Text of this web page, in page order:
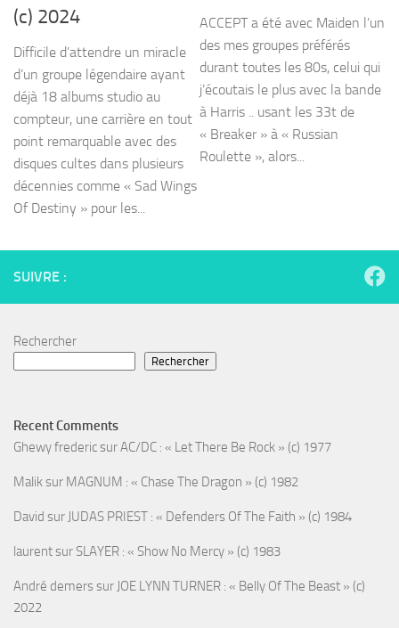
(c) 2024
Difficile d’attendre un miracle
d’un groupe légendaire ayant
déjà 18 albums studio au
compteur, une carrière en tout
point remarquable avec des
disques cultes dans plusieurs
décennies comme « Sad Wings
Of Destiny » pour les...
ACCEPT a été avec Maiden l’un
des mes groupes préférés
durant toutes les 80s, celui qui
j’écoutais le plus avec la bande
à Harris .. usant les 33t de
« Breaker » à « Russian
Roulette », alors...
SUIVRE :
Rechercher
Rechercher
Recent Comments
Ghewy fredericsurAC/DC : « Let There Be Rock » (c) 1977
Maliksur MAGNUM : « Chase The Dragon » (c) 1982
David sur JUDAS PRIEST : « Defenders Of The Faith » (c) 1984
laurentsur SLAYER : « Show No Mercy » (c) 1983
André demerssur JOE LYNN TURNER : « Belly Of The Beast » (c)
2022